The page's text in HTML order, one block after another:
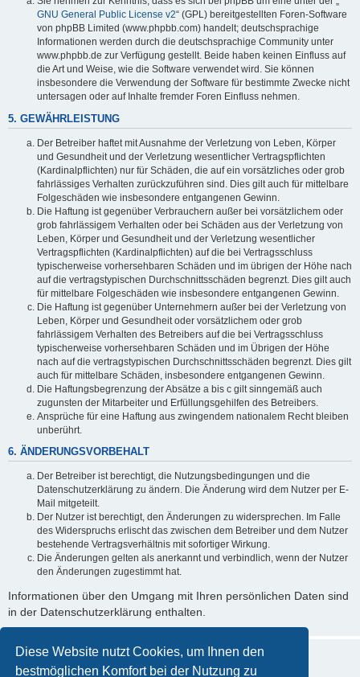
Diese Website nutzt Cookies, um Ihnen den
bestmöglichen Komfort bei der Nutzung zu
GNU General Public License v2“ (GPL) bereitgestellten Foren-Software
von phpBB Limited (www.phpbb.com) handelt; deutschsprachige
Informationen werden durch die deutschsprachige Community unter
www.phpbb.de zur Verfügung gestellt. Beide haben keinen Einfluss auf
die Art und Weise, wie die Software verwendet wird. Sie können
insbesondere die Verwendung der Software für bestimmte Zwecke nicht
untersagen oder auf Inhalte fremder Foren Einfluss nehmen.
5. GEWÄHRLEISTUNG
Der Betreiber haftet mit Ausnahme der Verletzung von Leben, Körper
und Gesundheit und der Verletzung wesentlicher Vertragspflichten
(Kardinalpflichten) nur für Schäden, die auf ein vorsätzliches oder grob
fahrlässiges Verhalten zurückzuführen sind. Dies gilt auch für mittelbare
Folgeschäden wie insbesondere entgangenen Gewinn.
Die Haftung ist gegenüber Verbrauchern außer bei vorsätzlichem oder
grob fahrlässigem Verhalten oder bei Schäden aus der Verletzung von
Leben, Körper und Gesundheit und der Verletzung wesentlicher
Vertragspflichten (Kardinalpflichten) auf die bei Vertragsschluss
typischerweise vorhersehbaren Schäden und im übrigen der Höhe nach
auf die vertragstypischen Durchschnittsschäden begrenzt. Dies gilt auch
für mittelbare Folgeschäden wie insbesondere entgangenen Gewinn.
Die Haftung ist gegenüber Unternehmern außer bei der Verletzung von
Leben, Körper und Gesundheit oder vorsätzlichem oder grob
fahrlässigem Verhalten des Betreibers auf die bei Vertragsschluss
typischerweise vorhersehbaren Schäden und im Übrigen der Höhe
nach auf die vertragstypischen Durchschnittsschäden begrenzt. Dies gilt
auch für mittelbare Schäden, insbesondere entgangenen Gewinn.
Die Haftungsbegrenzung der Absätze a bis c gilt sinngemäß auch
zugunsten der Mitarbeiter und Erfüllungsgehilfen des Betreibers.
Ansprüche für eine Haftung aus zwingendem nationalem Recht bleiben
unberührt.
6. ÄNDERUNGSVORBEHALT
Der Betreiber ist berechtigt, die Nutzungsbedingungen und die
Datenschutzerklärung zu ändern. Die Änderung wird dem Nutzer per E-
Mail mitgeteilt.
Der Nutzer ist berechtigt, den Änderungen zu widersprechen. Im Falle
des Widerspruchs erlischt das zwischen dem Betreiber und dem Nutzer
bestehende Vertragsverhältnis mit sofortiger Wirkung.
Die Änderungen gelten als anerkannt und verbindlich, wenn der Nutzer
den Änderungen zugestimmt hat.
Informationen über den Umgang mit Ihren persönlichen Daten sind
in der Datenschutzerklärung enthalten.